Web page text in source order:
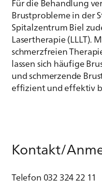
Für die Behandlung
Brustprobleme in der
Spitalzentrum Biel
Lasertherapie (LLLT).
schmerzfreien
lassen sich häufige
und schmerzende
effizient und effektiv
Kontakt/
Telefon 032 324 22 11